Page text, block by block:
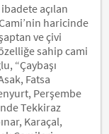
açılan
haricinde
ve çivi
sahip cami
“Çaybaşı
Fatsa
Perşembe
Tekkiraz
Karaçal,